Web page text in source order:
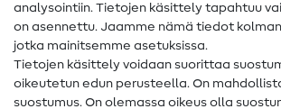
Yhteystiedot
Tietoa omistajanvaihdoksesta
FAQ
analysointiin. Tietojen käsittely tapahtuu
on asennettu. Jaamme nämä tiedot
jotka mainitsemme asetuksissa.
Tietojen käsittely voidaan suorittaa
oikeutetun edun perusteella. On
suostumus. On olemassa oikeus olla